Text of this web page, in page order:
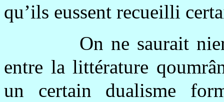
qu’ils eussent recueilli
On ne saurait
entre la littérature
un certain dualisme